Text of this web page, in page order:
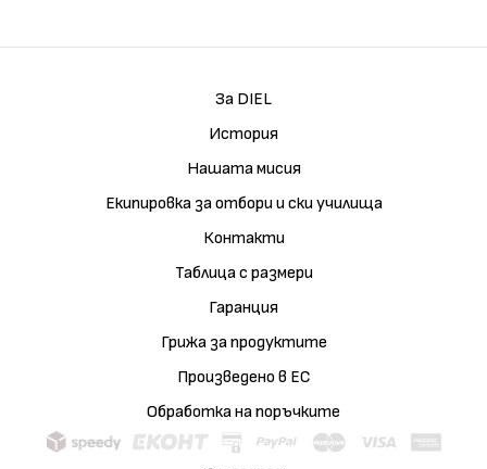
За DIEL
История
Нашата мисия
Екипировка за отбори и ски училища
Контакти
Таблица с размери
Гаранция
Грижа за продуктите
Произведено в ЕС
Обработка на поръчките